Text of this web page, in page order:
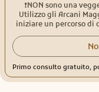
❗️NON sono una
Utilizzo gli Arcani
iniziare un percorso di
non ti permettono di
Filosofia e da oltre 20
Primo consulto gratuito,